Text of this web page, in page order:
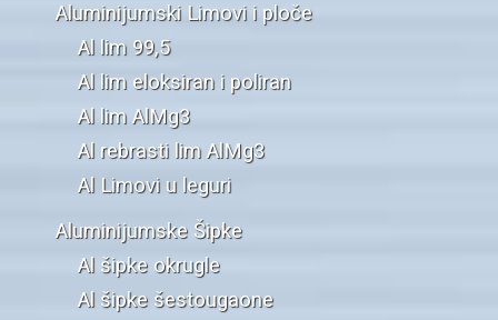
Aluminijumski Limovi i ploče
Al lim 99,5
Al lim eloksiran i poliran
Al lim AlMg3
Al rebrasti lim AlMg3
Al Limovi u leguri
Aluminijumske Šipke
Al šipke okrugle
Al šipke šestougaone